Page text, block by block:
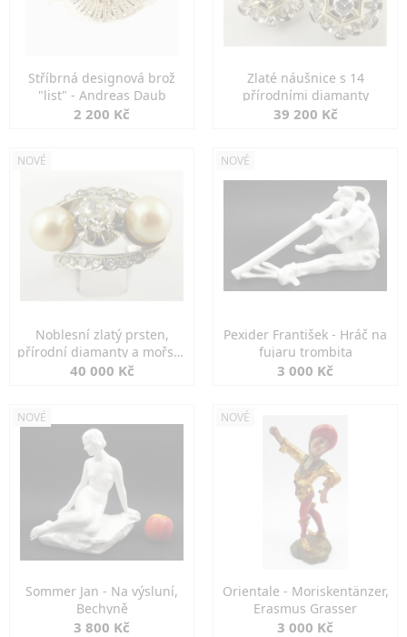
Stříbrná designová brož
"list" - Andreas Daub
2 200 Kč
Zlaté náušnice s 14
přírodními diamanty
39 200 Kč
NOVÉ
Noblesní zlatý prsten,
přírodní diamanty a mořské
perly
40 000 Kč
NOVÉ
Pexider František - Hráč na
fujaru trombita
3 000 Kč
NOVÉ
Sommer Jan - Na výsluní,
Bechyně
3 800 Kč
NOVÉ
Orientale - Moriskentänzer,
Erasmus Grasser
3 000 Kč